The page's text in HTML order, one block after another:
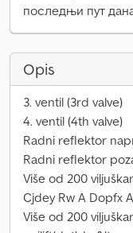
последњи пут
Opis
3. ventil (3rd valve)
4. ventil (4th valve)
Radni reflektor
Radni reflektor
Više od 200
Cjdey Rw A Dopfx
Više od 200